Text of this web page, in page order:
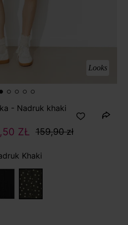
Looks
- Nadruk khaki
ZŁ 159,90 zł
Khaki